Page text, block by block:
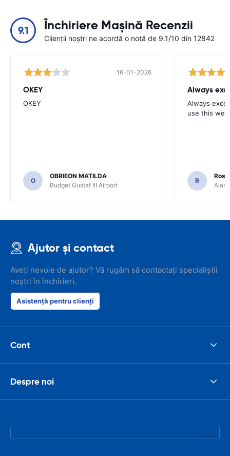
9.1 Închiriere Mașină Recenzii
Clienții noștri ne acordă o notă de 9.1/10 din 12842
16-01-2026
OKEY
OKEY
O
OBRIEON MATILDA
Budget Gustaf III Airport
Always
Always
use this
R
Ajutor și contact
Aveți nevoie de ajutor? Vă rugăm să contactați specialiștii
noștri în închirieri.
Asistență pentru clienți
Cont
Despre noi